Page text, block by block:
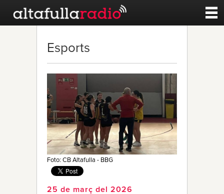
Esports
Noticies
Qui Som
Esports
Foto: CB Altafulla - BBG
25 de març del 2026